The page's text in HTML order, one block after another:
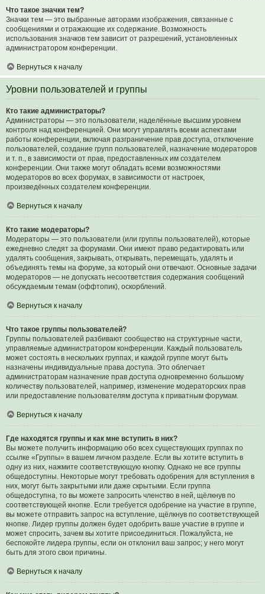
Что такое значки тем?
Значки тем — это выбранные авторами изображения, связанные с
сообщениями и отражающие их содержание. Возможность
использования значков тем зависит от разрешений, установленных
администратором конференции.
Вернуться к началу
Уровни пользователей и группы
Кто такие администраторы?
Администраторы — это пользователи, наделённые высшим уровнем
контроля над конференцией. Они могут управлять всеми аспектами
работы конференции, включая разграничение прав доступа, отключение
пользователей, создание групп пользователей, назначение модераторов
и т. п., в зависимости от прав, предоставленных им создателем
конференции. Они также могут обладать всеми возможностями
модераторов во всех форумах, в зависимости от настроек,
произведённых создателем конференции.
Вернуться к началу
Кто такие модераторы?
Модераторы — это пользователи (или группы пользователей), которые
ежедневно следят за форумами. Они имеют право редактировать или
удалять сообщения, закрывать, открывать, перемещать, удалять и
объединять темы на форуме, за который они отвечают. Основные задачи
модераторов — не допускать несоответствия содержания сообщений
обсуждаемым темам (оффтопик), оскорблений.
Вернуться к началу
Что такое группы пользователей?
Группы пользователей разбивают сообщество на структурные части,
управляемые администратором конференции. Каждый пользователь
может состоять в нескольких группах, и каждой группе могут быть
назначены индивидуальные права доступа. Это облегчает
администраторам назначение прав доступа одновременно большому
количеству пользователей, например, изменение модераторских прав
или предоставление пользователям доступа к приватным форумам.
Вернуться к началу
Где находятся группы и как мне вступить в них?
Вы можете получить информацию обо всех существующих группах по
ссылке «Группы» в вашем личном разделе. Если вы хотите вступить в
одну из них, нажмите соответствующую кнопку. Однако не все группы
общедоступны. Некоторые могут требовать одобрения для вступления в
них, могут быть закрытыми или даже скрытыми. Если группа
общедоступна, то вы можете запросить членство в ней, щёлкнув по
соответствующей кнопке. Если требуется одобрение на участие в группе,
вы можете отправить запрос на вступление, щёлкнув по соответствующей
кнопке. Лидер группы должен будет одобрить ваше участие в группе и
может спросить, зачем вы хотите присоединиться. Пожалуйста, не
беспокойте лидера группы, если он отклонил ваш запрос; у него могут
быть для этого свои причины.
Вернуться к началу